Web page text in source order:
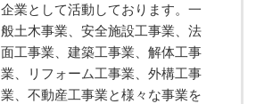
企業として活動しております。一
般土木事業、安全施設工事業、法
面工事業、建築工事業、解体工事
業、リフォーム工事業、外構工事
業、不動産工事業と様々な事業を